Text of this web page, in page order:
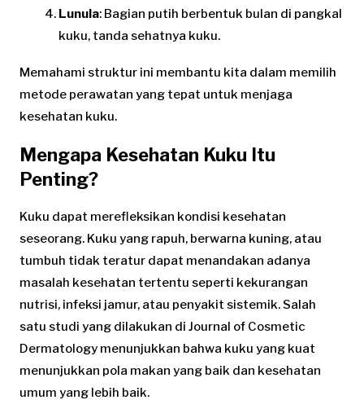
Lunula: Bagian putih berbentuk bulan di pangkal
kuku, tanda sehatnya kuku.
Memahami struktur ini membantu kita dalam memilih
metode perawatan yang tepat untuk menjaga
kesehatan kuku.
Mengapa Kesehatan Kuku Itu
Penting?
Kuku dapat merefleksikan kondisi kesehatan
seseorang. Kuku yang rapuh, berwarna kuning, atau
tumbuh tidak teratur dapat menandakan adanya
masalah kesehatan tertentu seperti kekurangan
nutrisi, infeksi jamur, atau penyakit sistemik. Salah
satu studi yang dilakukan di Journal of Cosmetic
Dermatology menunjukkan bahwa kuku yang kuat
menunjukkan pola makan yang baik dan kesehatan
umum yang lebih baik.